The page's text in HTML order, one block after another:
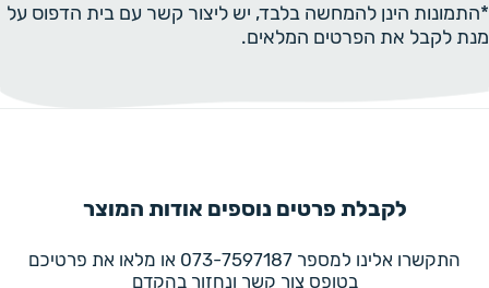
*התמונות הינן להמחשה בלבד, יש ליצור קשר עם בית הדפוס על
מנת לקבל את הפרטים המלאים.
לקבלת פרטים נוספים אודות המוצר
התקשרו אלינו למספר 073-7597187 או מלאו את פרטיכם
בטופס צור קשר ונחזור בהקדם